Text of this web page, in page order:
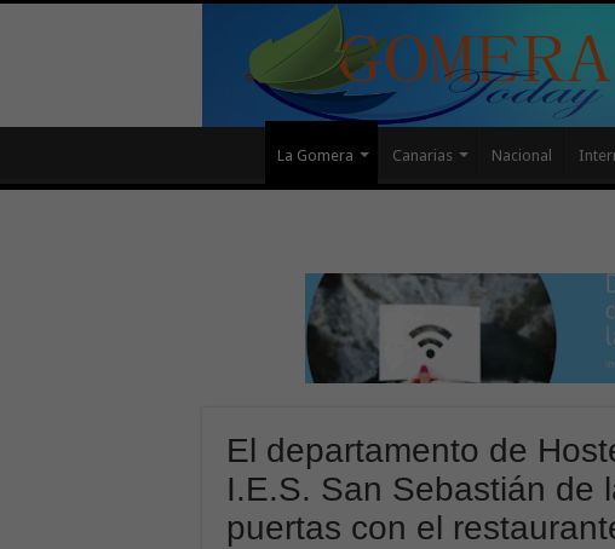
La Gomera Canarias Nacional
El departamento de
I.E.S. San Sebastián de
puertas con el